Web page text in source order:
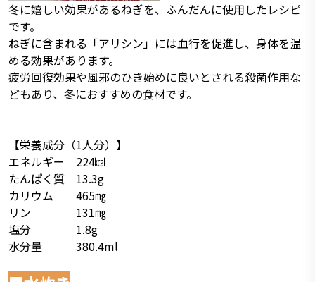
冬に嬉しい効果があるねぎを、ふんだんに使用したレシピ
です。
ねぎに含まれる「アリシン」には血行を促進し、身体を温
める効果があります。
疲労回復効果や風邪のひき始めに良いとされる殺菌作用な
どもあり、冬におすすめの食材です。
【栄養成分（1人分）】
エネルギー 224㎉
たんぱく質 13.3g
カリウム 465㎎
リン 131㎎
塩分 1.8g
水分量 380.4ml